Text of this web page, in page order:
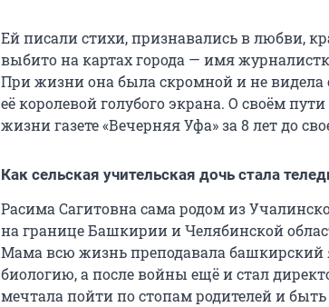
Ей писали стихи, признавались в любви,
выбито на картах города — имя
При жизни она была скромной и не видела
её королевой голубого экрана. О своём
жизни газете «Вечерняя Уфа» за 8 лет до
Как сельская учительская дочь стала
Расима Сагитовна сама родом из
на границе Башкирии и Челябинской
Мама всю жизнь преподавала
биологию, а после войны ещё и стал
мечтала пойти по стопам родителей и